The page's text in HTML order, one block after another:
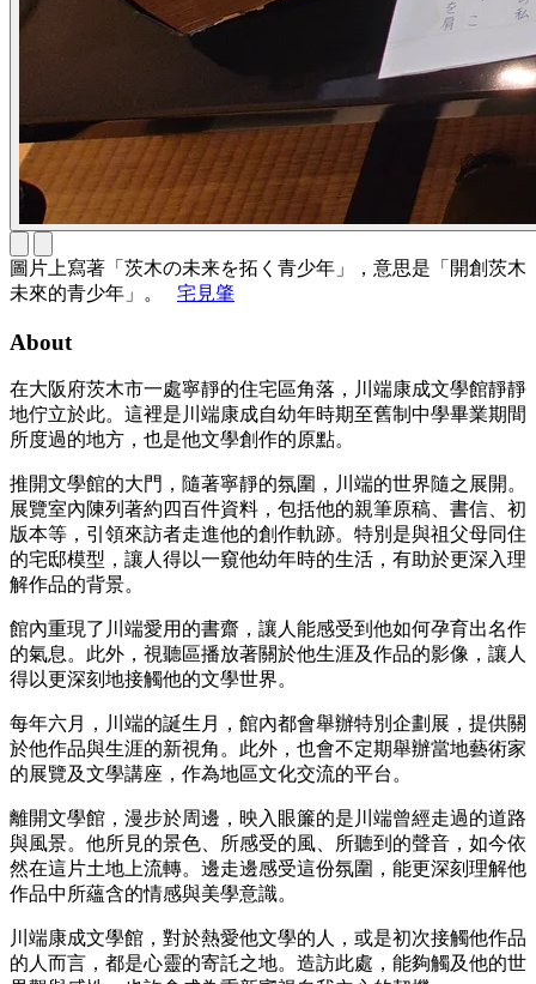
圖片上寫著「茨木の未来を拓く青少年」，意思是「開創茨木
未來的青少年」。
宅見肇
About
在大阪府茨木市一處寧靜的住宅區角落，川端康成文學館靜靜
地佇立於此。這裡是川端康成自幼年時期至舊制中學畢業期間
所度過的地方，也是他文學創作的原點。
推開文學館的大門，隨著寧靜的氛圍，川端的世界隨之展開。
展覽室內陳列著約四百件資料，包括他的親筆原稿、書信、初
版本等，引領來訪者走進他的創作軌跡。特別是與祖父母同住
的宅邸模型，讓人得以一窺他幼年時的生活，有助於更深入理
解作品的背景。
館內重現了川端愛用的書齋，讓人能感受到他如何孕育出名作
的氣息。此外，視聽區播放著關於他生涯及作品的影像，讓人
得以更深刻地接觸他的文學世界。
每年六月，川端的誕生月，館內都會舉辦特別企劃展，提供關
於他作品與生涯的新視角。此外，也會不定期舉辦當地藝術家
的展覽及文學講座，作為地區文化交流的平台。
離開文學館，漫步於周邊，映入眼簾的是川端曾經走過的道路
與風景。他所見的景色、所感受的風、所聽到的聲音，如今依
然在這片土地上流轉。邊走邊感受這份氛圍，能更深刻理解他
作品中所蘊含的情感與美學意識。
川端康成文學館，對於熱愛他文學的人，或是初次接觸他作品
的人而言，都是心靈的寄託之地。造訪此處，能夠觸及他的世